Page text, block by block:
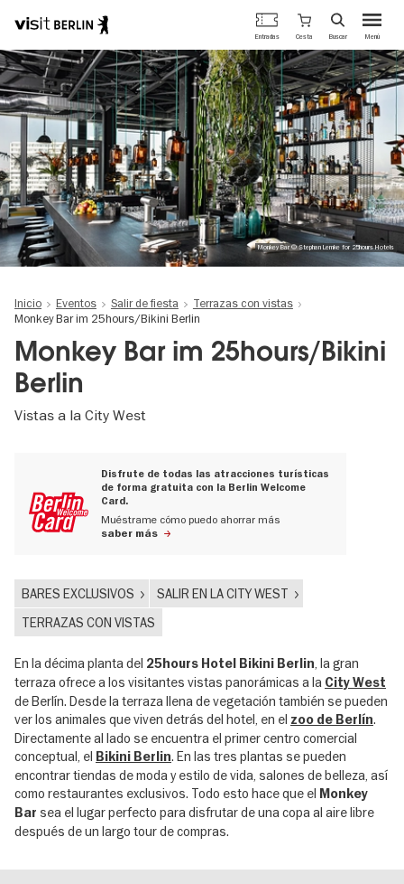
Pasar
al
contenido
principal
Portal
oficial
de
turismo
de
Berlín
Menú
Entradas Cesta Buscar
Monkey Bar © Stephan Lemke for 25hours Hotels
Inicio Eventos Salir de fiesta
Terrazas con vistas
Monkey Bar im 25hours/Bikini Berlin
Monkey Bar im 25hours/Bikini
Berlin
Vistas a la City West
Disfrute de todas las atracciones turísticas
de forma gratuita con la Berlin Welcome
Card.
Muéstrame cómo puedo ahorrar más
saber más
BARES EXCLUSIVOS
SALIR EN LA CITY WEST
TERRAZAS CON VISTAS
En la décima planta del 25hours Hotel Bikini Berlin, la gran
terraza ofrece a los visitantes vistas panorámicas a la City West
de Berlín. Desde la terraza llena de vegetación también se pueden
ver los animales que viven detrás del hotel, en el zoo de Berlín.
Directamente al lado se encuentra el primer centro comercial
conceptual, el Bikini Berlin. En las tres plantas se pueden
encontrar tiendas de moda y estilo de vida, salones de belleza, así
como restaurantes exclusivos. Todo esto hace que el Monkey
Bar sea el lugar perfecto para disfrutar de una copa al aire libre
después de un largo tour de compras.